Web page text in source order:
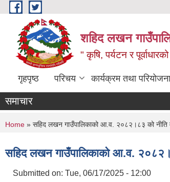
Skip to main content
शहिद लखन
" कृषि, पर्यटन र
गृहपृष्ठ परिचय कार्यक्रम तथा परियोजना
समाचार
You are here
Home » सहिद लखन गाउँपालिकाको आ.व. २०८२।८३ को नीति
सहिद लखन गाउँपालिकाको आ.व.
Submitted on: Tue, 06/17/2025 - 12:00